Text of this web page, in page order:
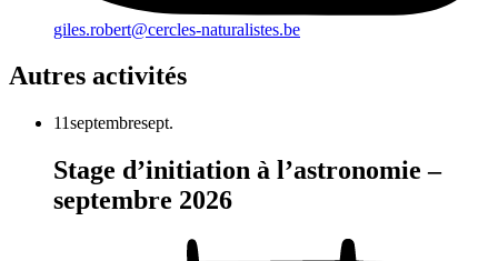
giles.robert@cercles-naturalistes.be
Autres activités
11septembresept.
Stage d’initiation à l’astronomie –
septembre 2026